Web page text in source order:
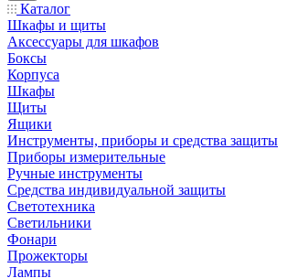
Каталог
Шкафы и щиты
Аксессуары для шкафов
Боксы
Корпуса
Шкафы
Щиты
Ящики
Инструменты, приборы и средства защиты
Приборы измерительные
Ручные инструменты
Средства индивидуальной защиты
Светотехника
Светильники
Фонари
Прожекторы
Лампы